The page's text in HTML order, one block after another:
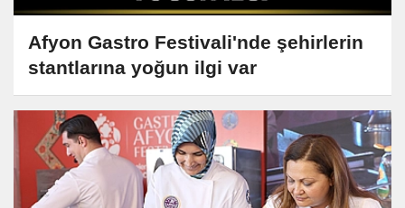
Afyon Gastro Festivali'nde şehirlerin
stantlarına yoğun ilgi var